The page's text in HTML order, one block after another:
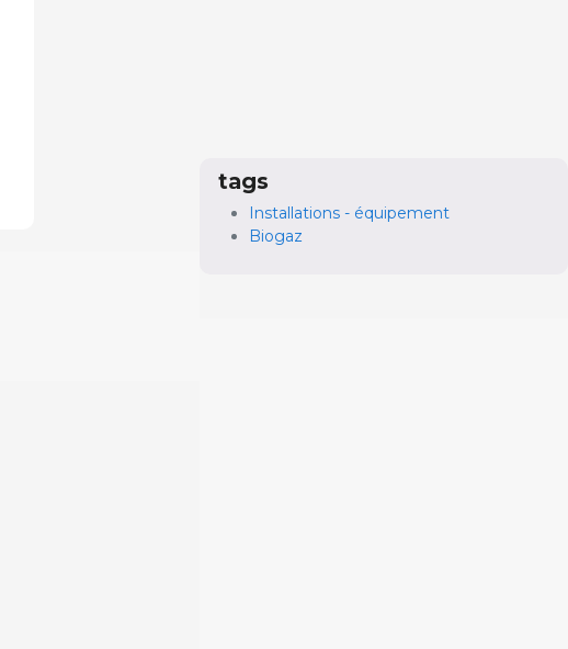
tags
Installations - équipement
Biogaz